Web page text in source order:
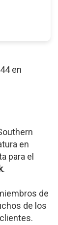
en
en
para el
.
de
de los